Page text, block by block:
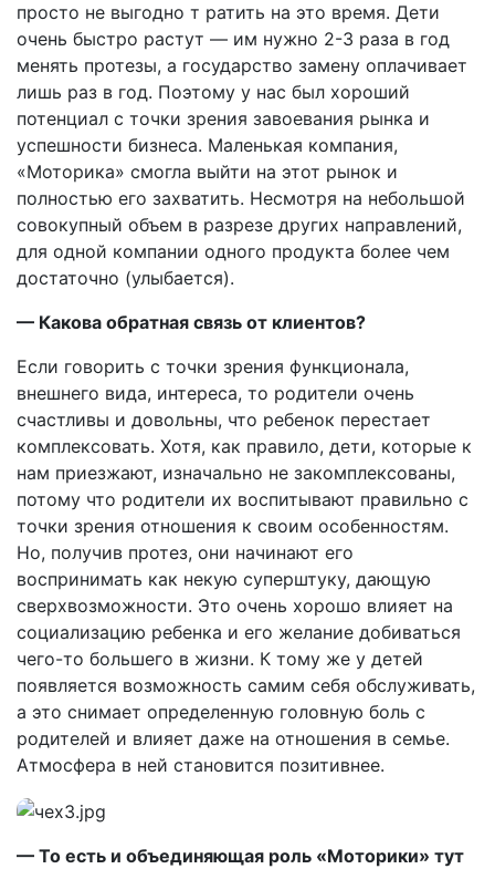
просто не выгодно т ратить на это время. Дети
очень быстро растут — им нужно 2-3 раза в год
менять протезы, а государство замену оплачивает
лишь раз в год. Поэтому у нас был хороший
потенциал с точки зрения завоевания рынка и
успешности бизнеса. Маленькая компания,
«Моторика» смогла выйти на этот рынок и
полностью его захватить. Несмотря на небольшой
совокупный объем в разрезе других направлений,
для одной компании одного продукта более чем
достаточно (улыбается).
— Какова обратная связь от клиентов?
Если говорить с точки зрения функционала,
внешнего вида, интереса, то родители очень
счастливы и довольны, что ребенок перестает
комплексовать. Хотя, как правило, дети, которые к
нам приезжают, изначально не закомплексованы,
потому что родители их воспитывают правильно с
точки зрения отношения к своим особенностям.
Но, получив протез, они начинают его
воспринимать как некую суперштуку, дающую
сверхвозможности. Это очень хорошо влияет на
социализацию ребенка и его желание добиваться
чего-то большего в жизни. К тому же у детей
появляется возможность самим себя обслуживать,
а это снимает определенную головную боль с
родителей и влияет даже на отношения в семье.
Атмосфера в ней становится позитивнее.
— То есть и объединяющая роль «Моторики» тут